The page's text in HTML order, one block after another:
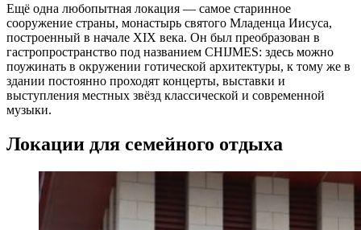
Ещё одна любопытная локация — самое старинное
сооружение страны, монастырь святого Младенца Иисуса,
построенный в начале XIX века. Он был преобразован в
гастропространство под названием CHIJMES: здесь можно
поужинать в окружении готической архитектуры, к тому же в
здании постоянно проходят концерты, выставки и
выступления местных звёзд классической и современной
музыки.
Локации для семейного отдыха